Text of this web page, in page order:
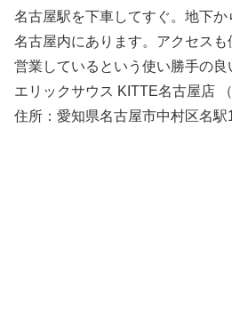
名古屋駅を下車してすぐ。地下
名古屋内にあります。アクセス
営業しているという使い勝手の良
エリックサウス KITTE名古屋店
住所：愛知県名古屋市中村区名